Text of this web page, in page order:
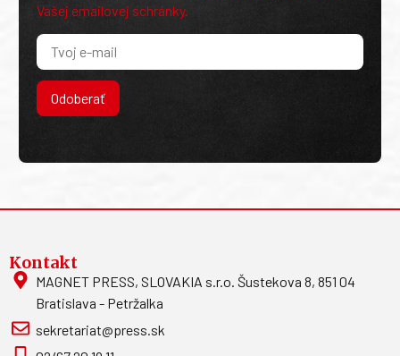
Vašej emailovej schránky.
Odoberať
Kontakt
MAGNET PRESS, SLOVAKIA s.r.o. Šustekova 8, 851 04
Bratislava - Petržalka
sekretariat@press.sk